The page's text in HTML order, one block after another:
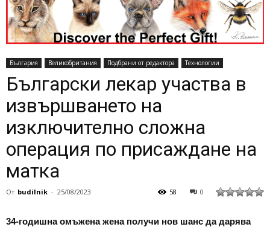
България Великобритания Подбрани от редактора Технологии
Български лекар участва в
извършването на
изключително сложна
операция по присаждане на
матка
От budilnik - 25/08/2023 0
58
34-годишна омъжена жена получи нов шанс да дарява